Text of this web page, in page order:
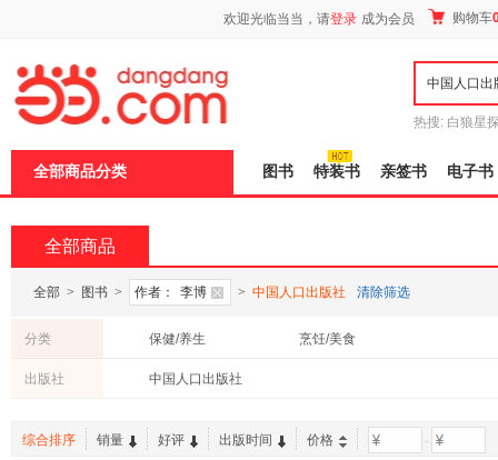
欢迎光临当当，请登录 成为会员 购物车
热搜: 白狼星
全部商品分类 图书 特装书 亲签书 电子书
全部商品
全部 > 图书 > 作者： 李博 > 中国人口出版社 清除筛选
分类 保健/养生 烹饪/美食
出版社 中国人口出版社
综合排序 销量 好评 出版时间 价格 -
页
加